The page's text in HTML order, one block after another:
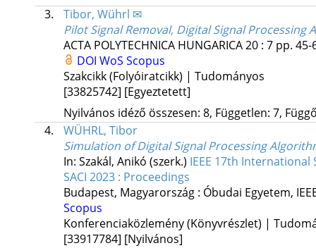
3.
Tibor, Wührl ✉
Pilot Signal Removal, Digital Signal
ACTA POLYTECHNICA HUNGARICA20: 7 pp. 45-
DOI WoS Scopus
Szakcikk (Folyóiratcikk) | Tudományos
[33825742] [Egyeztetett]
Nyilvános idéző összesen: 8, Független: 7,
4.
WÜHRL, Tibor
Simulation of Digital Signal Processing
In: Szakál, Anikó (szerk.) IEEE 17th
SACI 2023 : Proceedings
Budapest, Magyarország : Óbudai Egyetem,
Scopus
Konferenciaközlemény (Könyvrészlet) |
[33917784] [Nyilvános]